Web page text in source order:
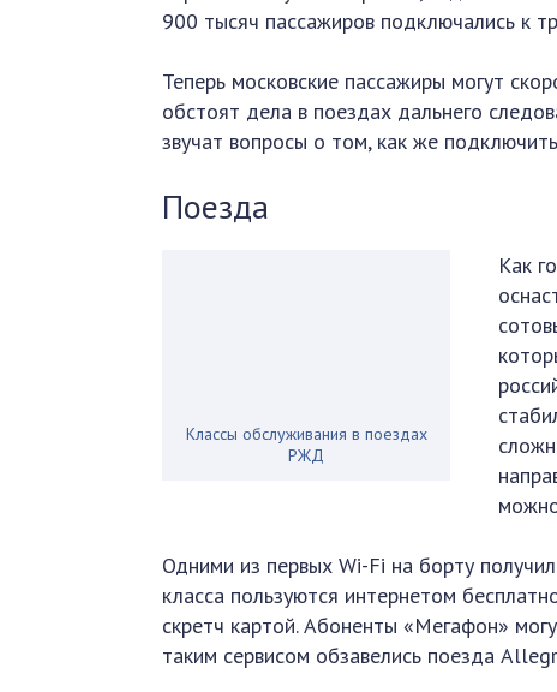
900 тысяч пассажиров подключались к
Теперь московские пассажиры могут
обстоят дела в поездах дальнего
звучат вопросы о том, как же
Поезда
Классы обслуживания в поездах
РЖД
Как
Одними из первых Wi-Fi на борту
класса пользуются интернетом
скретч картой. Абоненты «Мегафон»
таким сервисом обзавелись поезда